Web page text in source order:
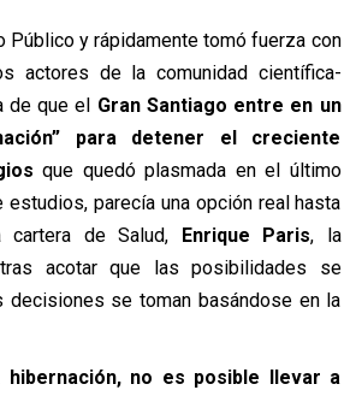
Público y rápidamente tomó fuerza con
actores de la comunidad científica-
de que el Gran Santiago entre en un
para detener el creciente
que quedó plasmada en el último
parecía una opción real hasta
de Salud, Enrique Paris, la
acotar que las posibilidades se
decisiones se toman basándose en la
no es posible llevar a